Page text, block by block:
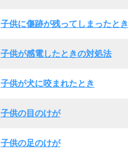
子供に傷跡が残ってしまったとき
子供が感電したときの対処法
子供が犬に咬まれたとき
子供の目のけが
子供の足のけが